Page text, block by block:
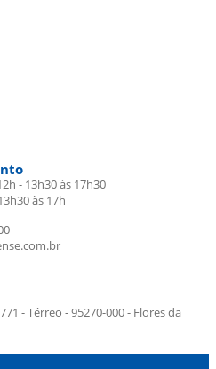
- 13h30 às 17h30
às 17h
- Térreo - 95270-000 - Flores da